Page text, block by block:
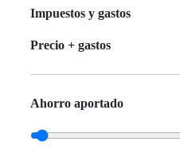
Impuestos y gastos
Precio + gastos
Ahorro aportado